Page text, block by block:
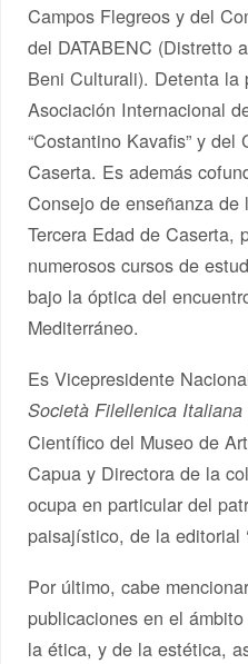
Campos Flegreos y del
del DATABENC (Distretto
Beni Culturali). Detenta la
Asociación Internacional
“Costantino Kavafis” y
Caserta. Es además
Consejo de enseñanza
Tercera Edad de Caserta,
numerosos cursos de
bajo la óptica del
Mediterráneo.
Es Vicepresidente
Società Filellenica Italiana
Científico del Museo de
Capua y Directora de la
ocupa en particular del
paisajístico, de la editorial
Por último, cabe
publicaciones en el
la ética, y de la estética,